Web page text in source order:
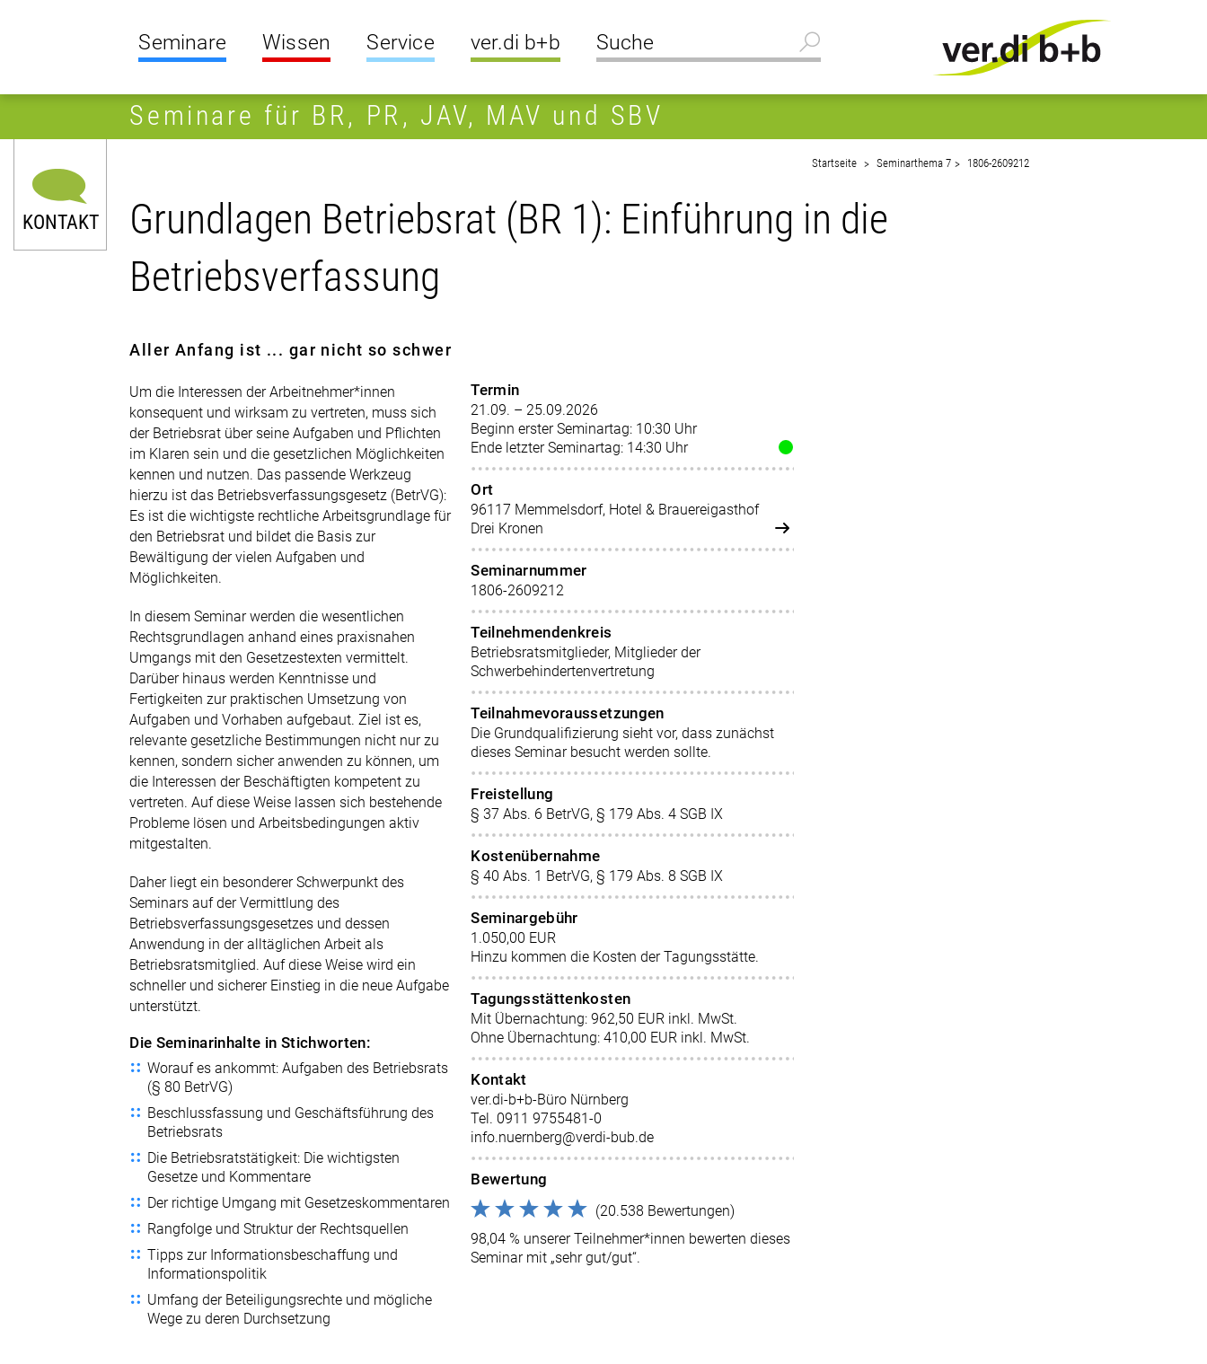
Seminare Wissen Service ver.di b+b
Seminare für BR, PR, JAV, MAV und SBV
KONTAKT
Tel. 0911 9755481-0
E-Mail senden
Startseite Seminarthema 7 1806-2609212
Grundlagen Betriebsrat (BR 1): Einführung in die
Betriebsverfassung
Aller Anfang ist ... gar nicht so schwer
Um die Interessen der Arbeitnehmer*innen
konsequent und wirksam zu vertreten, muss sich
der Betriebsrat über seine Aufgaben und Pflichten
im Klaren sein und die gesetzlichen Möglichkeiten
kennen und nutzen. Das passende Werkzeug
hierzu ist das Betriebsverfassungsgesetz (BetrVG):
Es ist die wichtigste rechtliche Arbeitsgrundlage für
den Betriebsrat und bildet die Basis zur
Bewältigung der vielen Aufgaben und
Möglichkeiten.
In diesem Seminar werden die wesentlichen
Rechtsgrundlagen anhand eines praxisnahen
Umgangs mit den Gesetzestexten vermittelt.
Darüber hinaus werden Kenntnisse und
Fertigkeiten zur praktischen Umsetzung von
Aufgaben und Vorhaben aufgebaut. Ziel ist es,
relevante gesetzliche Bestimmungen nicht nur zu
kennen, sondern sicher anwenden zu können, um
die Interessen der Beschäftigten kompetent zu
vertreten. Auf diese Weise lassen sich bestehende
Probleme lösen und Arbeitsbedingungen aktiv
mitgestalten.
Daher liegt ein besonderer Schwerpunkt des
Seminars auf der Vermittlung des
Betriebsverfassungsgesetzes und dessen
Anwendung in der alltäglichen Arbeit als
Betriebsratsmitglied. Auf diese Weise wird ein
schneller und sicherer Einstieg in die neue Aufgabe
unterstützt.
Die Seminarinhalte in Stichworten:
Worauf es ankommt: Aufgaben des Betriebsrats
(§ 80 BetrVG)
Beschlussfassung und Geschäftsführung des
Betriebsrats
Die Betriebsratstätigkeit: Die wichtigsten
Gesetze und Kommentare
Der richtige Umgang mit Gesetzeskommentaren
Rangfolge und Struktur der Rechtsquellen
Tipps zur Informationsbeschaffung und
Informationspolitik
Umfang der Beteiligungsrechte und mögliche
Wege zu deren Durchsetzung
Termin
21.09. – 25.09.2026
Beginn erster Seminartag: 10:30 Uhr
Ende letzter Seminartag: 14:30 Uhr
Ort
96117 Memmelsdorf, Hotel & Brauereigasthof
Drei Kronen
Seminarnummer
1806-2609212
Teilnehmendenkreis
Betriebsratsmitglieder, Mitglieder der
Schwerbehindertenvertretung
Teilnahmevoraussetzungen
Die Grundqualifizierung sieht vor, dass zunächst
dieses Seminar besucht werden sollte.
Freistellung
§ 37 Abs. 6 BetrVG, § 179 Abs. 4 SGB IX
Kostenübernahme
§ 40 Abs. 1 BetrVG, § 179 Abs. 8 SGB IX
Seminargebühr
1.050,00 EUR
Hinzu kommen die Kosten der Tagungsstätte.
Tagungsstättenkosten
Mit Übernachtung: 962,50 EUR inkl. MwSt.
Ohne Übernachtung: 410,00 EUR inkl. MwSt.
Kontakt
ver.di-b+b-Büro Nürnberg
Tel. 0911 9755481-0
info.nuernberg@verdi-bub.de
Bewertung
(20.538 Bewertungen)
98,04 % unserer Teilnehmer*innen bewerten dieses
Seminar mit „sehr gut/gut“.